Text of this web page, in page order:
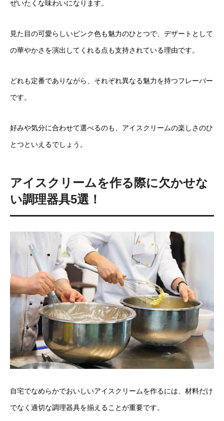
ぜいたくな味わいになります。
見た目の可愛らしいピンク色も魅力のひとつで、デザートとして
の華やかさを演出してくれる点も支持されている理由です。
どれも定番でありながら、それぞれ異なる魅力を持つフレーバー
です。
好みや気分に合わせて選べるのも、アイスクリームの楽しさのひ
とつといえるでしょう。
アイスクリームを作る際に欠かせな
い調理器具5選！
自宅でなめらかでおいしいアイスクリームを作るには、材料だけ
でなく適切な調理器具を揃えることが重要です。